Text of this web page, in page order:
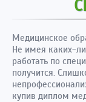
Медицинское
Не имея каких-
работать по
получится.
купив диплом